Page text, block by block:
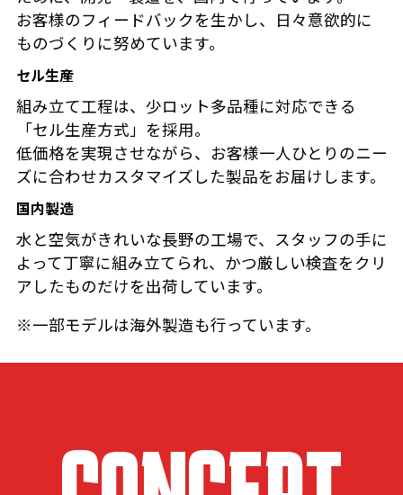
お客様のフィードバックを生かし、日々意欲的に
ものづくりに努めています。
セル生産
組み立て工程は、少ロット多品種に対応できる
「セル生産方式」を採用。
低価格を実現させながら、お客様一人ひとりのニー
ズに合わせカスタマイズした製品をお届けします。
国内製造
水と空気がきれいな長野の工場で、スタッフの手に
よって丁寧に組み立てられ、かつ厳しい検査をクリ
アしたものだけを出荷しています。
※一部モデルは海外製造も行っています。